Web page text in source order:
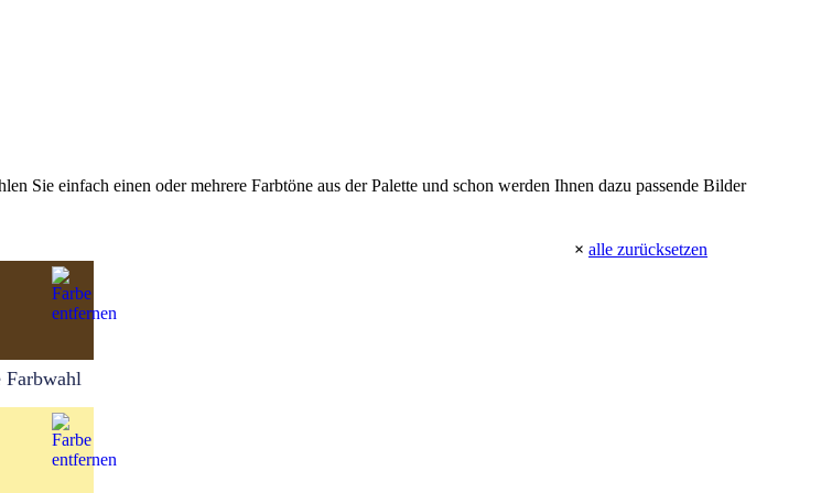
Sie einfach einen oder mehrere Farbtöne aus der Palette und schon werden Ihnen dazu passende Bilder
× alle zurücksetzen
Farbwahl